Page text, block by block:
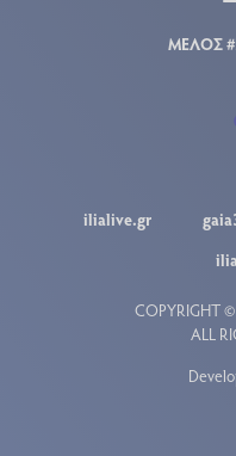
ΜΕΛΟΣ
ilialive.gr
COPYRIGHT
ALL